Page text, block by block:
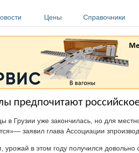
Цены Справочники
предпочитают
в Грузии уже закончилась, но для
заявил глава Ассоциации
урожай в этом году получился довольно